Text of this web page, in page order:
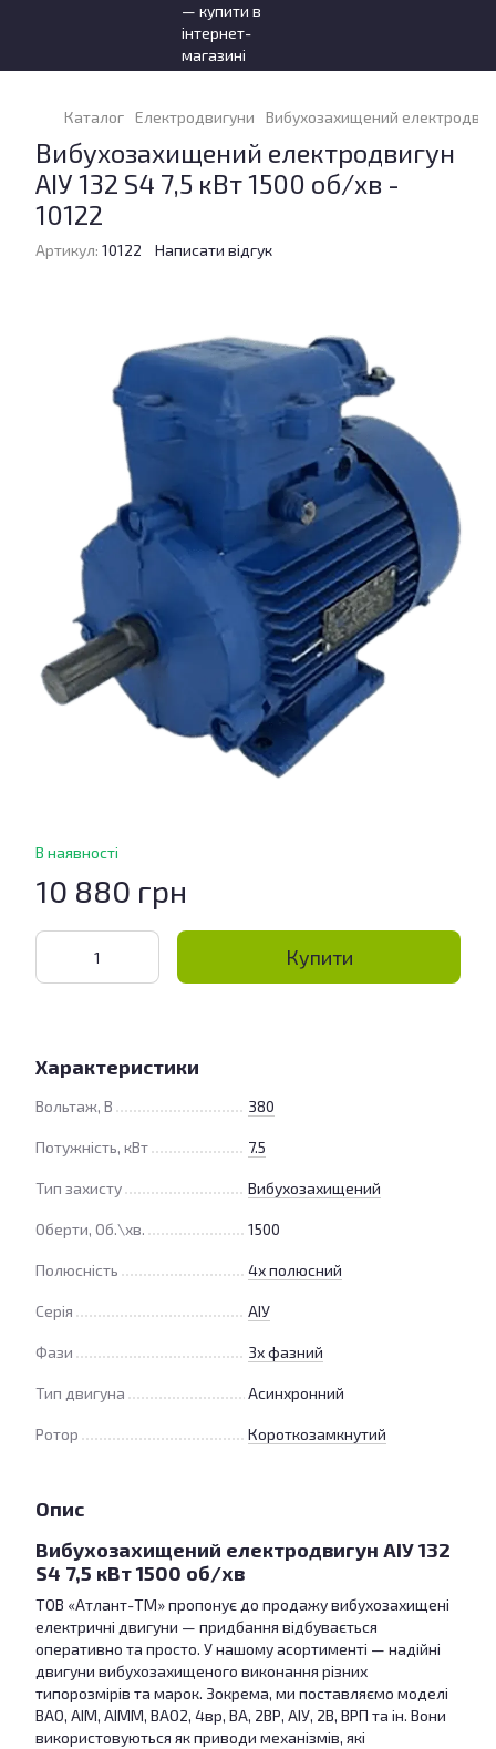
Каталог Електродвигуни Вибухозахищений
Вибухозахищений електродвигун
АІУ 132 S4 7,5 кВт 1500 об/хв -
10122
Артикул: 10122 Написати відгук
В наявності
10 880 грн
Купити
Характеристики
Вольтаж, В 380
Потужність, кВт 7.5
Тип захисту Вибухозахищений
Оберти, Об.\хв. 1500
Полюсність 4х полюсний
Серія АІУ
Фази 3х фазний
Тип двигуна Асинхронний
Ротор Короткозамкнутий
Опис
Вибухозахищений електродвигун АІУ 132
S4 7,5 кВт 1500 об/хв
ТОВ «Атлант-ТМ» пропонує до продажу вибухозахищені
електричні двигуни — придбання відбувається
оперативно та просто. У нашому асортименті — надійні
двигуни вибухозахищеного виконання різних
типорозмірів та марок. Зокрема, ми поставляємо моделі
ВАО, АІМ, АІММ, ВАО2, 4вр, ВА, 2ВР, АІУ, 2В, ВРП та ін. Вони
використовуються як приводи механізмів, які